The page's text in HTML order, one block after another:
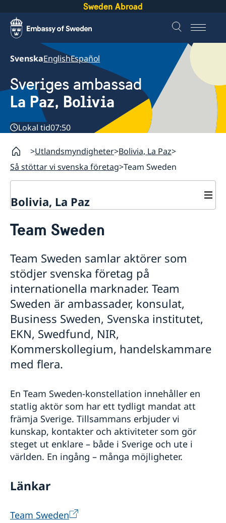
Sweden Abroad
SvenskaEnglishEspañol
Sveriges ambassad
La Paz, Bolivia
Lokal tid07:50
Utlandsmyndigheter Bolivia, La Paz
Så stöttar vi svenska företag Team Sweden
Bolivia, La Paz
Om oss
Dataskyddspolicy för utlandsmyndigheterna
Vi är en resurs för svenska företag
Team Sweden
Så kan du få stöd
Svenska företag i Bolivia
Anmäl handelshinder
Aktuellt
Anmäl din utlandsvistelse
Nyheter
Kalendarium
Team Sweden
Team Sweden samlar aktörer som
stödjer svenska företag på
internationella marknader. Team
Sweden är ambassader, konsulat,
Business Sweden, Svenska institutet,
EKN, Swedfund, NIR,
Kommerskollegium, handelskammare
med flera.
En Team Sweden-konstellation innehåller en
statlig aktör som har ett tydligt mandat att
främja Sverige. Tillsammans erbjuder vi
kunskap, kontakter och aktiviteter som gör
steget ut enklare – både i Sverige och ute i
världen. En ingång – många möjligheter.
Länkar
Team Sweden